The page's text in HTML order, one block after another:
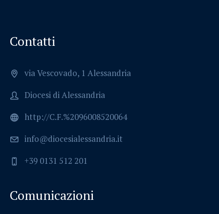
Contatti
via Vescovado, 1 Alessandria
Diocesi di Alessandria
http://C.F.%2096008520064
info@diocesialessandria.it
+39 0131 512 201
Comunicazioni